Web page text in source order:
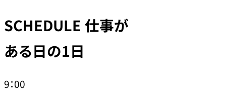
SCHEDULE 仕事が
ある日の1日
9：00